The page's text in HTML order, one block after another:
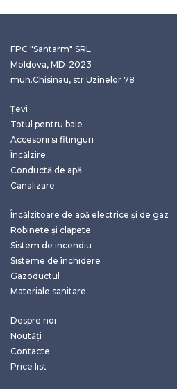
FPC "Santarm" SRL
Moldova, MD-2023
mun.Chisinau, str.Uzinelor 78
Țevi
Totul pentru baie
Accesorii si fitinguri
Încălzire
Conductă de apă
Canalizare
Încălzitoare de apă electrice și de gaz
Robinete și clapete
Sistem de incendiu
Sisteme de închidere
Gazoductul
Materiale sanitare
Despre noi
Noutăți
Contacte
Price list